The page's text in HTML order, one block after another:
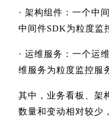
· 架构组件：一个中
中间件SDK为粒度监
· 运维服务：一个运
维服务为粒度监控服
其中，业务看板、架
数量和变动相对较少